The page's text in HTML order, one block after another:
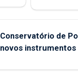
Conservatório de
novos instrumentos